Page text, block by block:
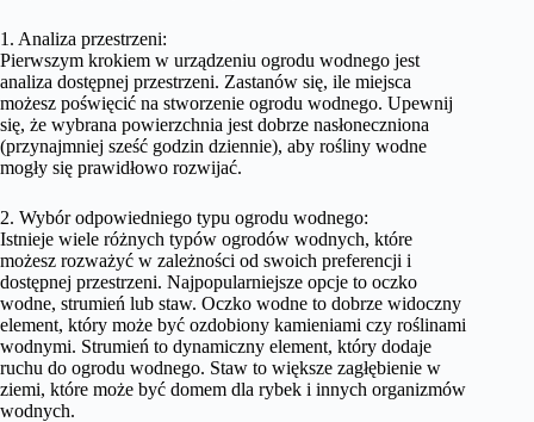
1. Analiza przestrzeni:
Pierwszym krokiem w urządzeniu ogrodu wodnego jest
analiza dostępnej przestrzeni. Zastanów się, ile miejsca
możesz poświęcić na stworzenie ogrodu wodnego. Upewnij
się, że wybrana powierzchnia jest dobrze nasłoneczniona
(przynajmniej sześć godzin dziennie), aby rośliny wodne
mogły się prawidłowo rozwijać.
2. Wybór odpowiedniego typu ogrodu wodnego:
Istnieje wiele różnych typów ogrodów wodnych, które
możesz rozważyć w zależności od swoich preferencji i
dostępnej przestrzeni. Najpopularniejsze opcje to oczko
wodne, strumień lub staw. Oczko wodne to dobrze widoczny
element, który może być ozdobiony kamieniami czy roślinami
wodnymi. Strumień to dynamiczny element, który dodaje
ruchu do ogrodu wodnego. Staw to większe zagłębienie w
ziemi, które może być domem dla rybek i innych organizmów
wodnych.